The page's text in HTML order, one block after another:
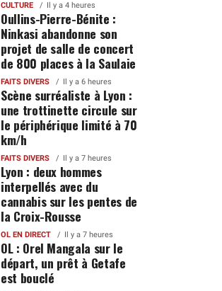
CULTURE Il y a 4 heures
Oullins-Pierre-Bénite :
Ninkasi abandonne son
projet de salle de concert
de 800 places à la Saulaie
FAITS DIVERS Il y a 6 heures
Scène surréaliste à Lyon :
une trottinette circule sur
le périphérique limité à 70
km/h
FAITS DIVERS Il y a 7 heures
Lyon : deux hommes
interpellés avec du
cannabis sur les pentes de
la Croix-Rousse
OL EN DIRECT Il y a 7 heures
OL : Orel Mangala sur le
départ, un prêt à Getafe
est bouclé